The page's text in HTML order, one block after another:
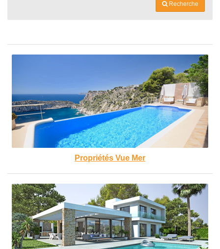
Recherche
Propriétés Vue Mer